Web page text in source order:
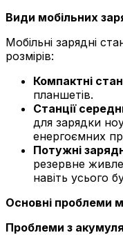
Види мобільних
Мобільні зарядні
розмірів:
Компактні
планшетів.
Станції
для зарядки
енергоємних
Потужні
резервне
навіть усього
Основні проблеми
Проблеми з